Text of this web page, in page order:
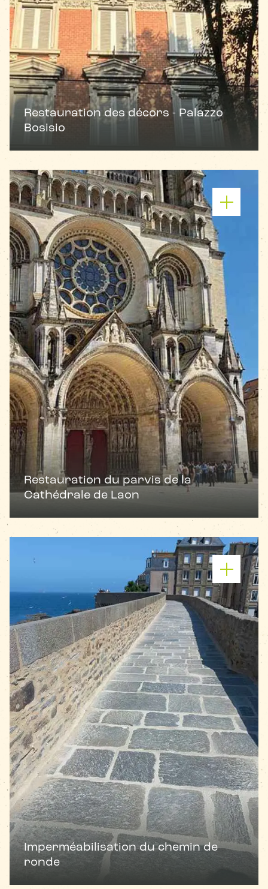
Restauration des décors - Palazzo
Bosisio
Restauration du parvis de la
Cathédrale de Laon
Imperméabilisation du chemin de
ronde